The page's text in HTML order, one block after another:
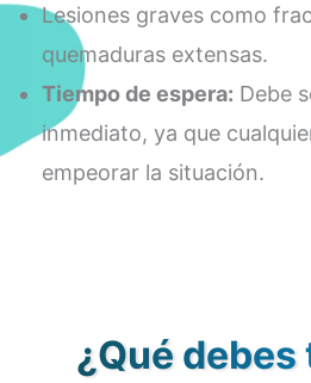
Lesiones graves como
quemaduras extensas.
Tiempo de espera: Debe
inmediato, ya que
empeorar la situación.
¿Qué debes